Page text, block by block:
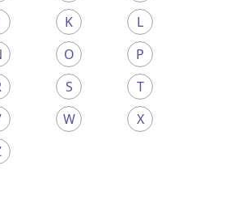
K
L
O
P
S
T
W
X